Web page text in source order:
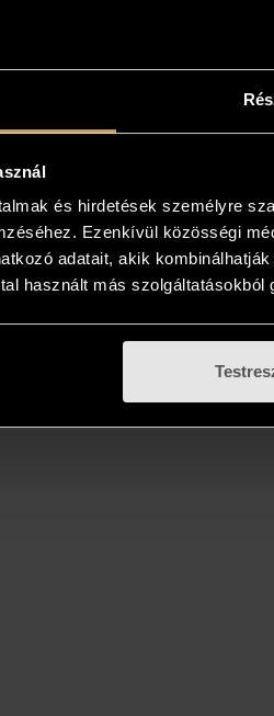
és hirdetések személyre
Ezenkívül közösségi
adatait, akik
használt más szolgáltatásokból